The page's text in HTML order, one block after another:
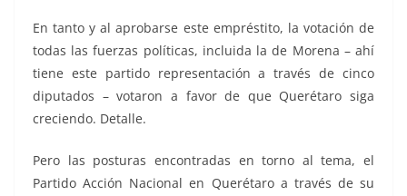
En tanto y al aprobarse este empréstito, la votación de
todas las fuerzas políticas, incluida la de Morena – ahí
tiene este partido representación a través de cinco
diputados – votaron a favor de que Querétaro siga
creciendo. Detalle.
Pero las posturas encontradas en torno al tema, el
Partido Acción Nacional en Querétaro a través de su